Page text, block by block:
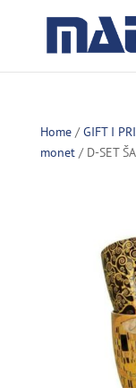
Home/GIFT I
monet/ D-SET